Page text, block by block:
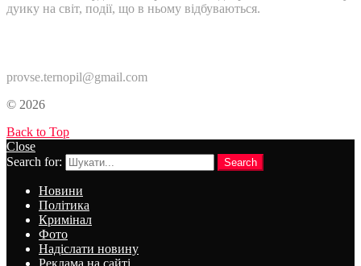
дуику на світ, події, що в ньому відбуваються.
provse.ternopil@gmail.com
© 2026
Back to Top
Close
Search for:
Search
Новини
Політика
Кримінал
Фото
Надіслати новину